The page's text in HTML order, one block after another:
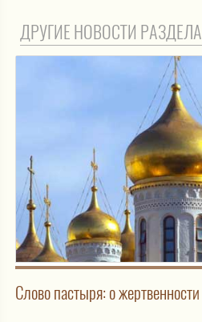
ДРУГИЕ НОВОСТИ РАЗДЕЛА
Слово пастыря: о жертвенности